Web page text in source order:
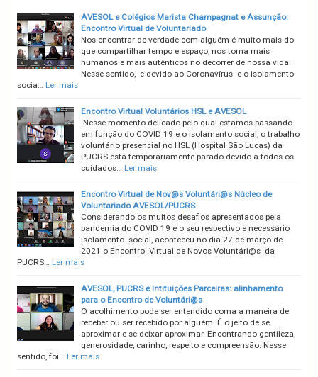
AVESOL e Colégios Marista Champagnat e Assunção:
Encontro Virtual de Voluntariado
Nos encontrar de verdade com alguém é muito mais do
que compartilhar tempo e espaço, nos torna mais
humanos e mais autênticos no decorrer de nossa vida.
Nesse sentido, e devido ao Coronavírus e o isolamento
socia… Ler mais
Encontro Virtual Voluntários HSL e AVESOL
Nesse momento delicado pelo qual estamos passando
em função do COVID 19 e o isolamento social, o trabalho
voluntário presencial no HSL (Hospital São Lucas) da
PUCRS está temporariamente parado devido a todos os
cuidados… Ler mais
Encontro Virtual de Nov@s Voluntári@s Núcleo de
Voluntariado AVESOL/PUCRS
Considerando os muitos desafios apresentados pela
pandemia do COVID 19 e o seu respectivo e necessário
isolamento social, aconteceu no dia 27 de março de
2021 o Encontro Virtual de Novos Voluntári@s da
PUCRS… Ler mais
AVESOL, PUCRS e Intituições Parceiras: alinhamento
para o Encontro de Voluntári@s
O acolhimento pode ser entendido coma a maneira de
receber ou ser recebido por alguém. É o jeito de se
aproximar e se deixar aproximar. Encontrando gentileza,
generosidade, carinho, respeito e compreensão. Nesse
sentido, foi… Ler mais